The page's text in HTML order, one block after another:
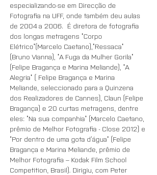
especializando-se em Direcção de
Fotografia na UFF, onde também deu aulas
de 2004 a 2006.  É diretora de fotografia
dos longas metragens “Corpo
Elétrico”(Marcelo Caetano),“Ressaca”
(Bruno Vianna), “A Fuga da Mulher Gorila”
(Felipe Bragança e Marina Meliande), “A
Alegria” ( Felipe Bragança e Marina
Meliande, seleccionado para a Quinzena
dos Realizadores de Cannes), Claun (Felipe
Bragança) e 20 curtas metragens, dentre
eles: “Na sua companhia” (Marcelo Caetano,
prêmio de Melhor Fotografia - Close 2012) e
“Por dentro de uma gota d’água” (Felipe
Bragança e Marina Meliande, prêmio de
Melhor Fotografia – Kodak Film School
Competition, Brasil). Dirigiu, com Peter